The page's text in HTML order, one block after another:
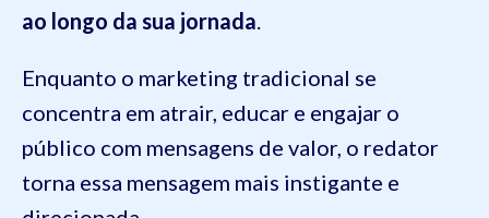
ao longo da sua jornada
Enquanto o marketing tradicional se
concentra em atrair, educar e engajar o
público com mensagens de valor, o redator
torna essa mensagem mais instigante e